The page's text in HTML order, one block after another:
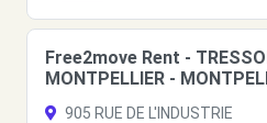
Free2move Rent -
MONTPELLIER -
905 RUE DE L'INDUSTRIE